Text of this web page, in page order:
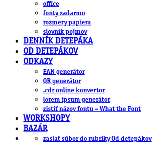
office
fonty zadarmo
rozmery papiera
slovník pojmov
DENNÍK DETEPÁKA
OD DETEPÁKOV
ODKAZY
EAN generátor
QR generátor
.cdr online konvertor
lorem ipsum generátor
zistiť názov fontu – What the Font
WORKSHOPY
BAZÁR
zaslať súbor do rubriky Od detepákov